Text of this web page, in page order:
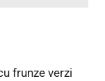
frunze verzi